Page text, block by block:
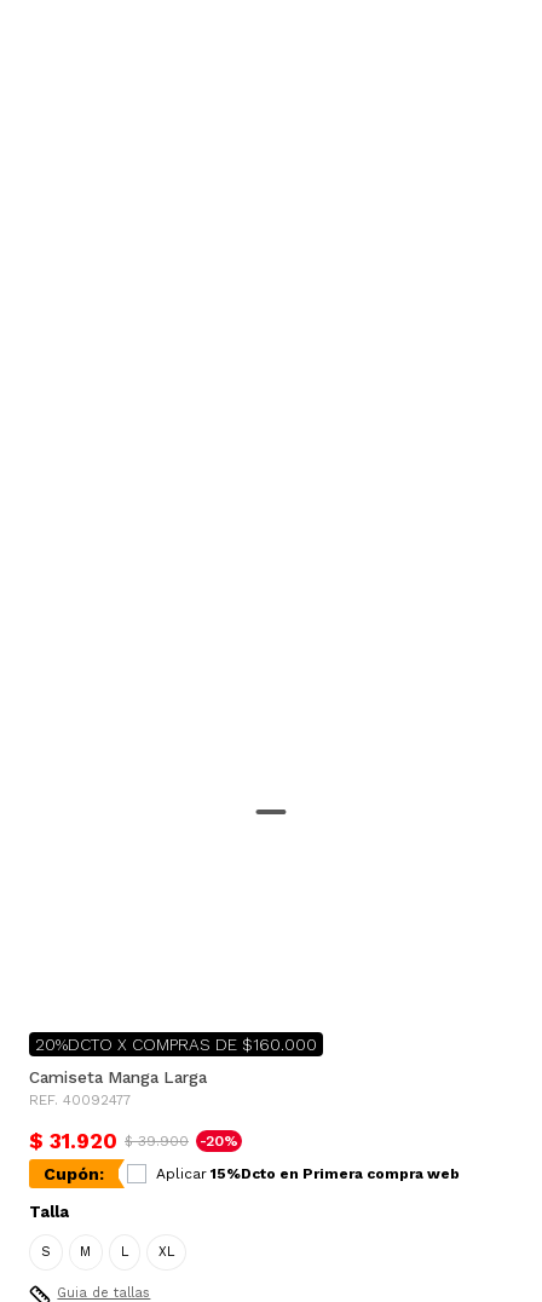
20%DCTO X COMPRAS DE $160.000
Camiseta Manga Larga
REF. 40092477
$ 31.920 $ 39.900 -20%
Cupón: Aplicar 15%Dcto en Primera compra web
Talla
S M L XL
Guia de tallas